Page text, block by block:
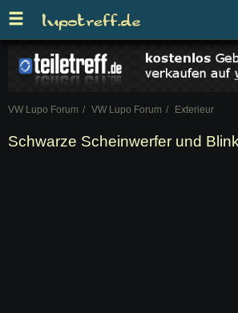
VW Lupo Forum VW Lupo Forum Exterieur
Schwarze Scheinwerfer und